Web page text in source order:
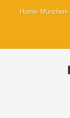
Home München